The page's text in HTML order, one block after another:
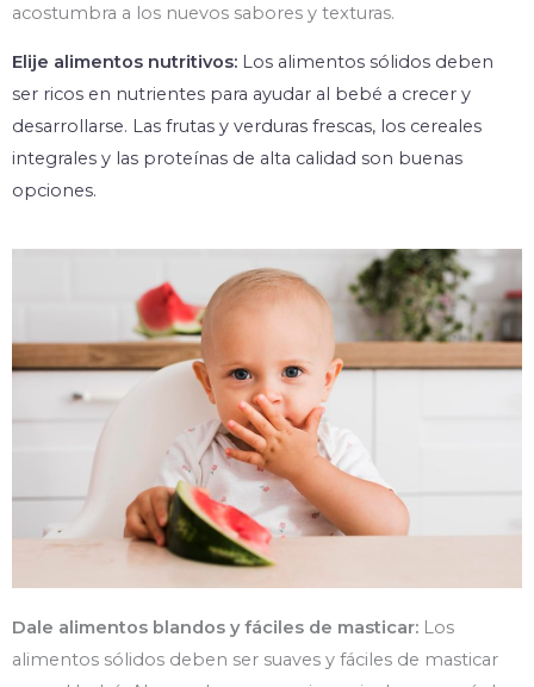
acostumbra a los nuevos sabores y texturas.
Elije alimentos nutritivos: Los alimentos sólidos deben
ser ricos en nutrientes para ayudar al bebé a crecer y
desarrollarse. Las frutas y verduras frescas, los cereales
integrales y las proteínas de alta calidad son buenas
opciones.
Dale alimentos blandos y fáciles de masticar: Los
alimentos sólidos deben ser suaves y fáciles de masticar